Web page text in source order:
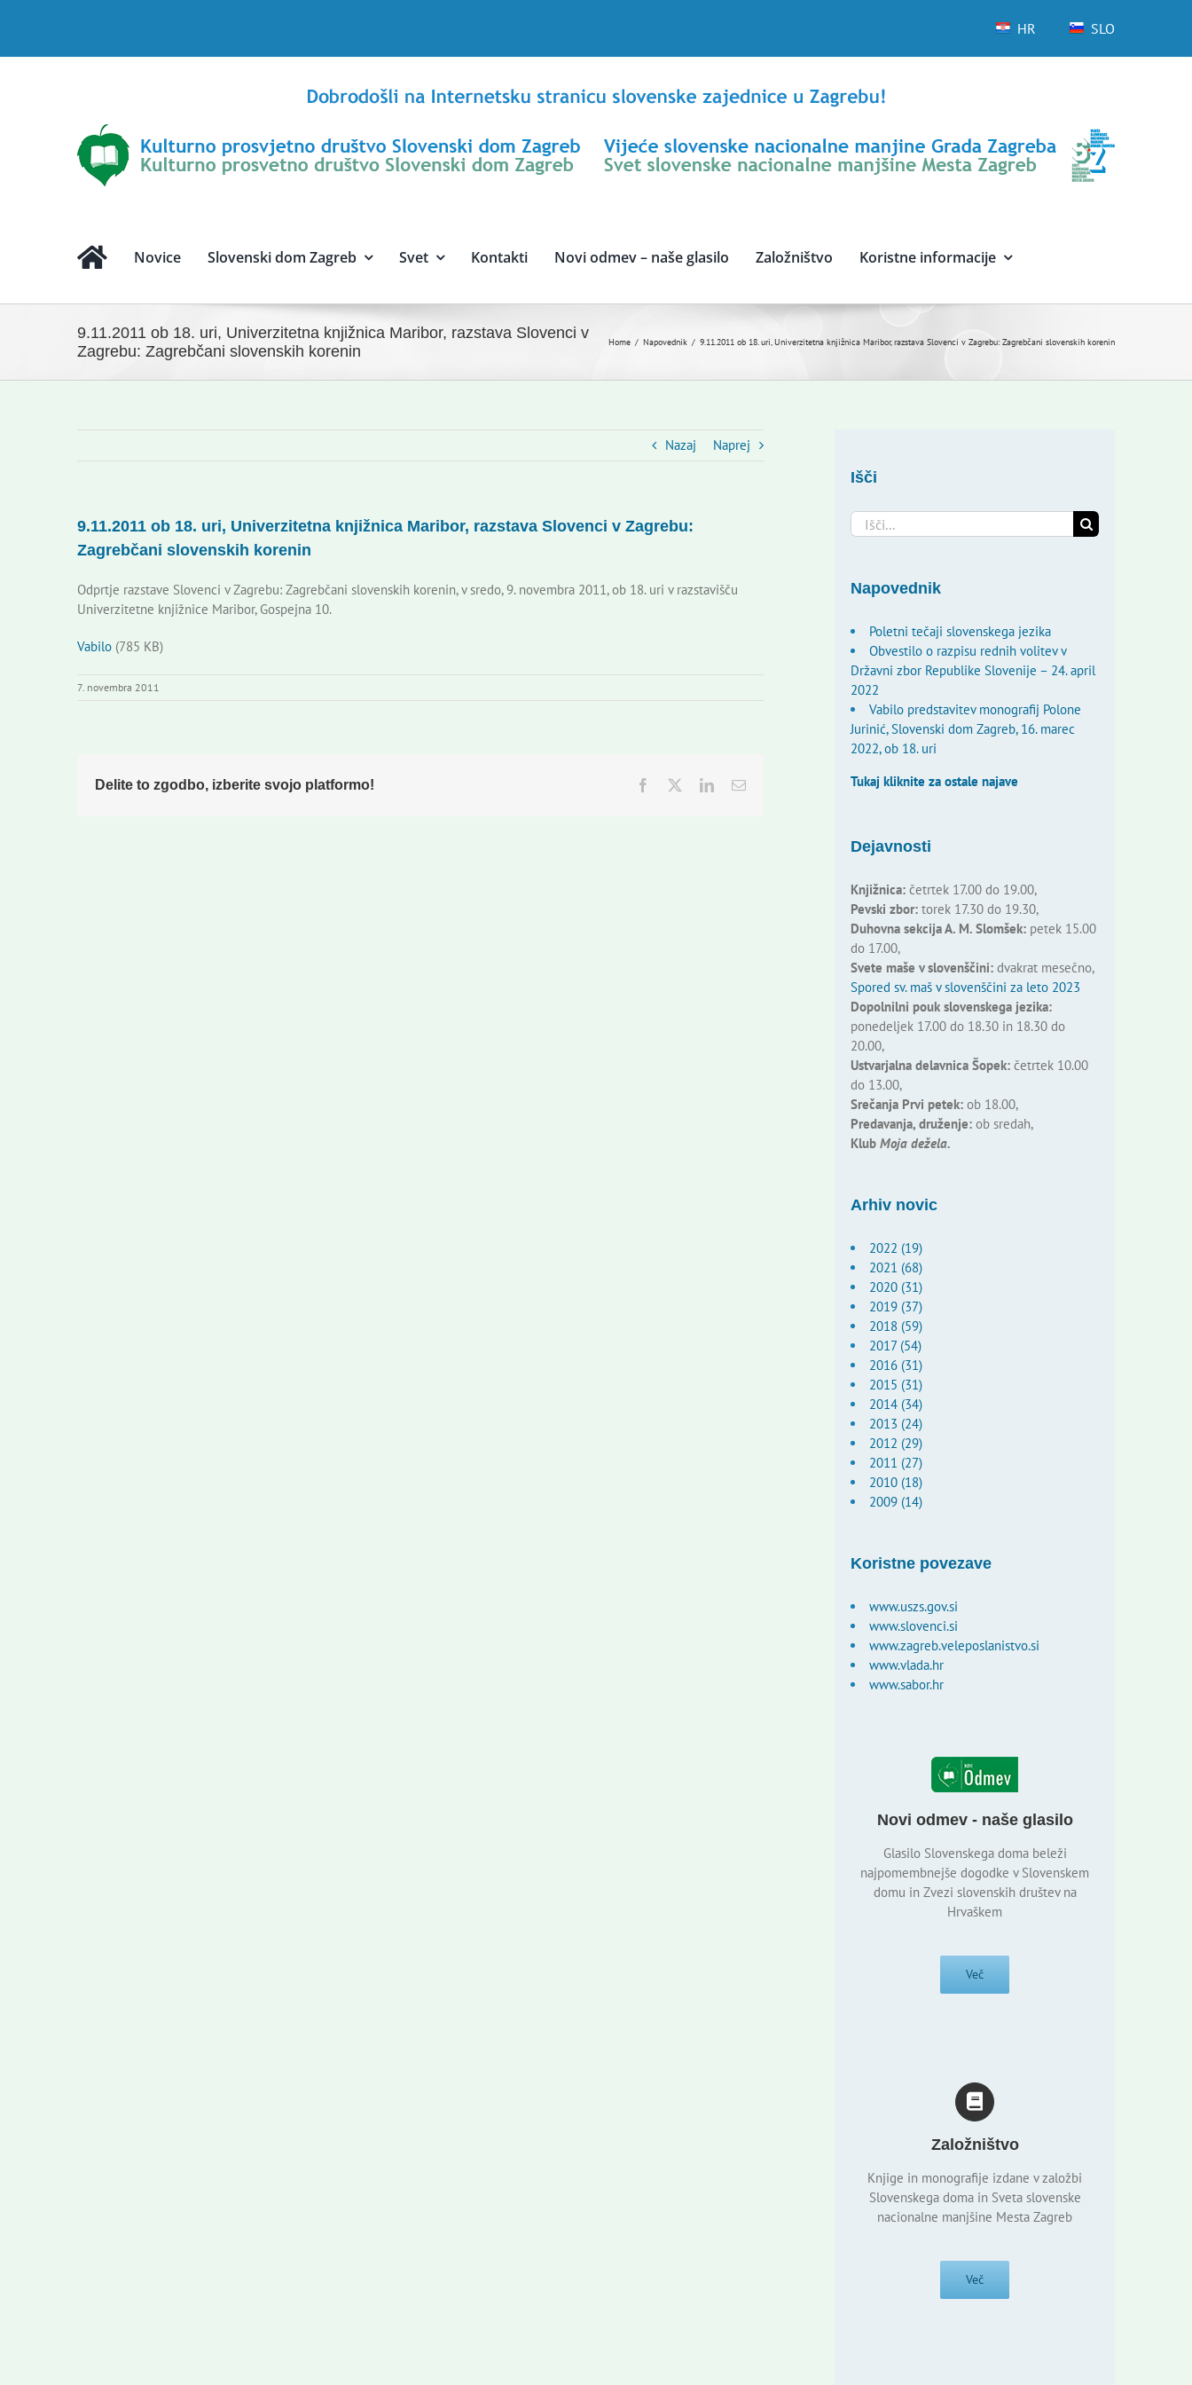
HR SLO
Novice Slovenski dom Zagreb Svet Kontakti Novi odmev – naše glasilo Založništvo Koristne informacije
9.11.2011 ob 18. uri, Univerzitetna knjižnica Maribor, razstava Slovenci v
Zagrebu: Zagrebčani slovenskih korenin
Home Napovednik 9.11.2011 ob 18. uri, Univerzitetna knjižnica Maribor, razstava Slovenci v Zagrebu: Zagrebčani slovenskih korenin
Nazaj Naprej
9.11.2011 ob 18. uri, Univerzitetna knjižnica Maribor, razstava Slovenci v Zagrebu:
Zagrebčani slovenskih korenin
Odprtje razstave Slovenci v Zagrebu: Zagrebčani slovenskih korenin, v sredo, 9. novembra 2011, ob 18. uri v razstavišču
Univerzitetne knjižnice Maribor, Gospejna 10.
Vabilo (785 KB)
7. novembra 2011
Delite to zgodbo, izberite svojo platformo! Facebook
TwitterLinkedInEmail
Išči
Search
for:
Napovednik
Poletni tečaji slovenskega jezika
Obvestilo o razpisu rednih volitev v
Državni zbor Republike Slovenije – 24. april
2022
Vabilo predstavitev monografij Polone
Jurinić, Slovenski dom Zagreb, 16. marec
2022, ob 18. uri
Tukaj kliknite za ostale najave
Dejavnosti
Knjižnica:četrtek 17.00 do 19.00,
Pevski zbor:torek 17.30 do 19.30,
Duhovna sekcija A. M. Slomšek:petek 15.00
do 17.00,
Svete maše v slovenščini:dvakrat mesečno,
Spored sv. maš v slovenščini za leto 2023
Dopolnilni pouk slovenskega jezika:
ponedeljek 17.00 do 18.30 in 18.30 do
20.00,
Ustvarjalna delavnica Šopek:četrtek 10.00
do 13.00,
Srečanja Prvi petek:ob 18.00,
Predavanja, druženje:ob sredah,
Klub Moja dežela.
Arhiv novic
2022 (19)
2021 (68)
2020 (31)
2019 (37)
2018 (59)
2017 (54)
2016 (31)
2015 (31)
2014 (34)
2013 (24)
2012 (29)
2011 (27)
2010 (18)
2009 (14)
Koristne povezave
www.uszs.gov.si
www.slovenci.si
www.zagreb.veleposlanistvo.si
www.vlada.hr
www.sabor.hr
Novi odmev - naše glasilo
Glasilo Slovenskega doma beleži
najpomembnejše dogodke v Slovenskem
domu in Zvezi slovenskih društev na
Hrvaškem
Več
Založništvo
Knjige in monografije izdane v založbi
Slovenskega doma in Sveta slovenske
nacionalne manjšine Mesta Zagreb
Več